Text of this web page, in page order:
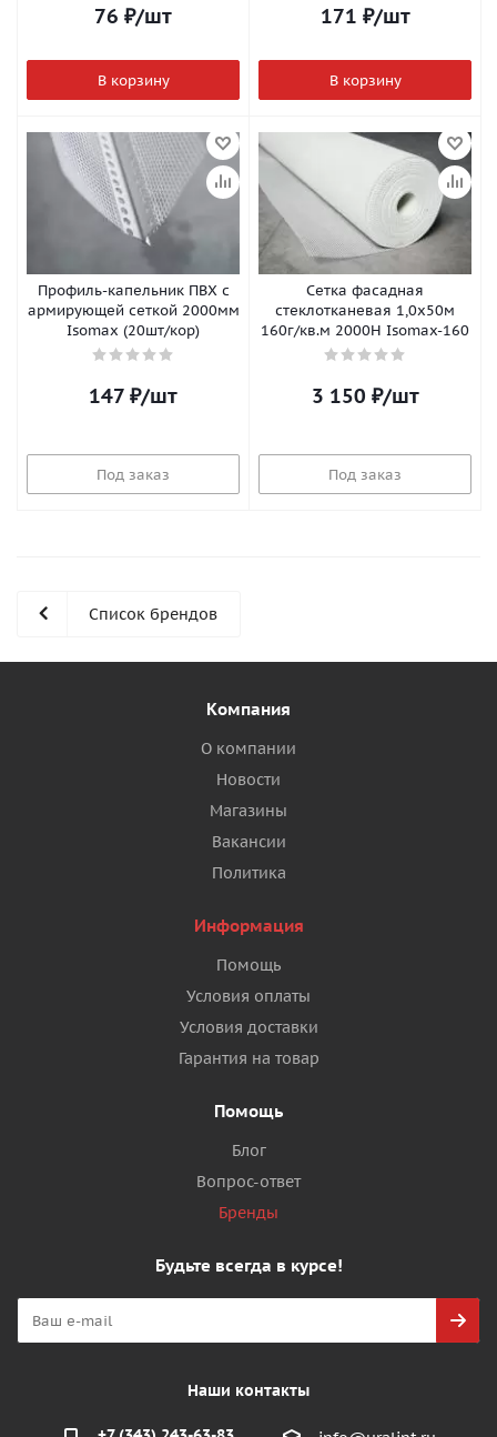
76 ₽/шт
В корзину
171 ₽/шт
В корзину
Профиль-капельник ПВХ с
армирующей сеткой 2000мм
Isomax (20шт/кор)
147 ₽/шт
Под заказ
Сетка фасадная
стеклотканевая 1,0х50м
160г/кв.м 2000Н Isomax-160
3 150 ₽/шт
Под заказ
Список брендов
Компания
О компании
Новости
Магазины
Вакансии
Политика
Информация
Помощь
Условия оплаты
Условия доставки
Гарантия на товар
Помощь
Блог
Вопрос-ответ
Бренды
Будьте всегда в курсе!
Наши контакты